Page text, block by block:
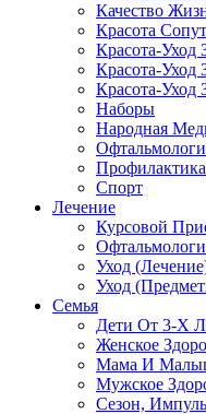
Качество
Красота
Красота-Уход
Красота-Уход
Красота-Уход
Наборы
Народная
Профилактика
Спорт
Лечение
Курсовой
Уход
Уход
Семья
Дети От 3-Х
Женское
Мама И
Мужское
Сезон,